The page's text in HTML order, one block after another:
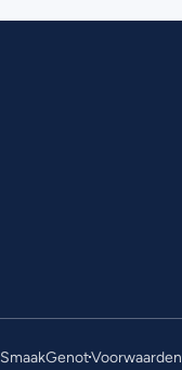
Voorwaarden